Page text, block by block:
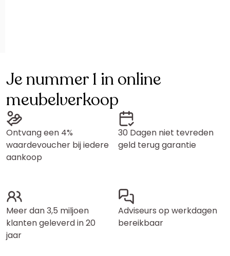
Je nummer 1 in online
meubelverkoop
Ontvang een 4%
waardevoucher bij iedere
aankoop
30 Dagen niet tevreden
geld terug garantie
Meer dan 3,5 miljoen
klanten geleverd in 20
jaar
Adviseurs op werkdagen
bereikbaar